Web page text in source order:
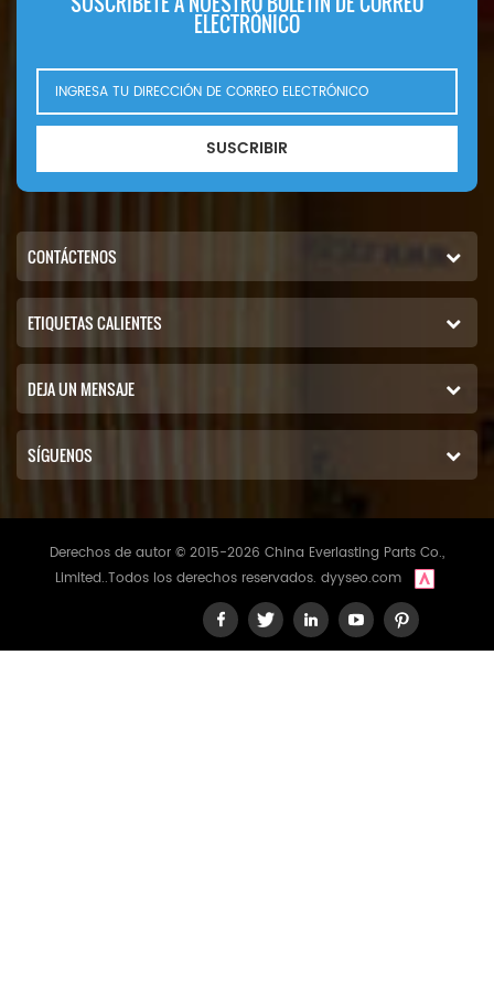
ELECTRÓNICO
SUSCRIBIR
CONTÁCTENOS
ETIQUETAS CALIENTES
DEJA UN MENSAJE
SÍGUENOS
Derechos de autor © 2015-2026 China Everlasting Parts Co.,
Limited..Todos los derechos reservados. dyyseo.com